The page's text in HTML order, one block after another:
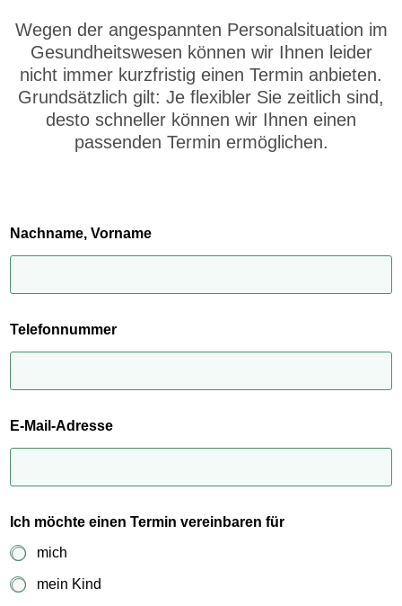
Wegen der angespannten Personalsituation im
Gesundheitswesen können wir Ihnen leider
nicht immer kurzfristig einen Termin anbieten.
Grundsätzlich gilt: Je flexibler Sie zeitlich sind,
desto schneller können wir Ihnen einen
passenden Termin ermöglichen.
Nachname, Vorname
Telefonnummer
e
r
e
e
r
n
e
g
E-Mail-Adresse
Ich möchte einen Termin vereinbaren für
mich
mein Kind